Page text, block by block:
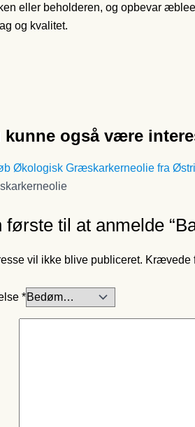
eller beholderen, og opbevar
og kvalitet.
til at anmelde
vil ikke blive publiceret. Krævede
*
kunne også være